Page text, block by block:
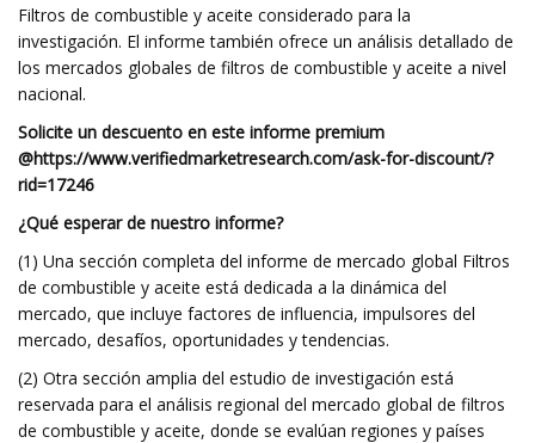
Filtros de combustible y aceite considerado para la
investigación. El informe también ofrece un análisis detallado de
los mercados globales de filtros de combustible y aceite a nivel
nacional.
Solicite un descuento en este informe premium
@https://www.verifiedmarketresearch.com/ask-for-discount/?
rid=17246
¿Qué esperar de nuestro informe?
(1) Una sección completa del informe de mercado global Filtros
de combustible y aceite está dedicada a la dinámica del
mercado, que incluye factores de influencia, impulsores del
mercado, desafíos, oportunidades y tendencias.
(2) Otra sección amplia del estudio de investigación está
reservada para el análisis regional del mercado global de filtros
de combustible y aceite, donde se evalúan regiones y países